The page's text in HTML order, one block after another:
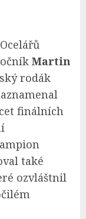
Martin
rodák
finálních
také
ozvláštnil